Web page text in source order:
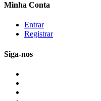
Minha Conta
Entrar
Registrar
Siga-nos